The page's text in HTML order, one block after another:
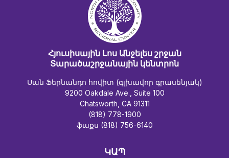
Հյուսիսային Լոս Անջելես շրջան
Տարածաշրջանային կենտրոն
Սան Ֆերնանդո հովիտ (գլխավոր գրասենյակ)
9200 Oakdale Ave., Suite 100
Chatsworth, CA 91311
(818) 778-1900
ֆաքս (818) 756-6140
ԿԱՊ